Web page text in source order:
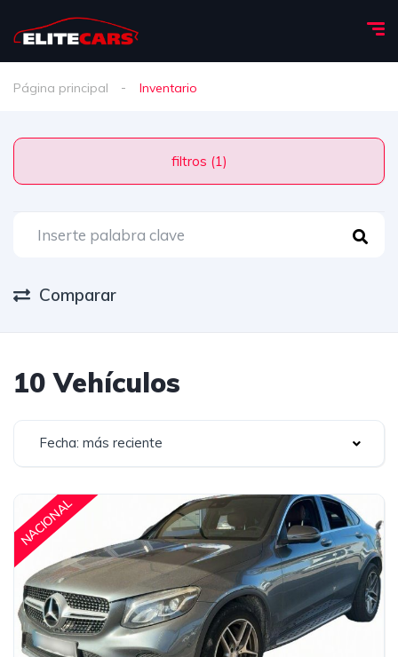
Página principal Inventario
filtros (1)
Comparar
10 Vehículos
Fecha: más reciente
NACIONAL